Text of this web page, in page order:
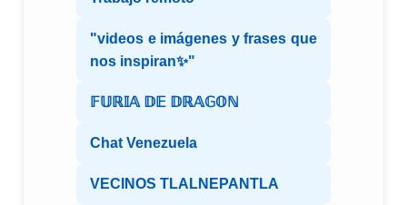
"videos e imágenes y frases que
nos inspiran✨"
𝔽𝕌ℝ𝕀𝔸 𝔻𝔼 𝔻ℝ𝔸𝔾𝕆ℕ
Chat Venezuela
VECINOS TLALNEPANTLA